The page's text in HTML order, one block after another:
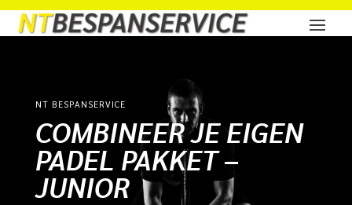
NT BESPANSERVICE
COMBINEER JE EIGEN
PADEL PAKKET –
JUNIOR